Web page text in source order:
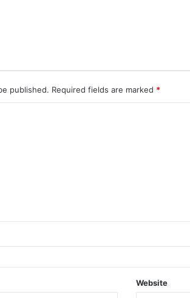
published. Required fields are marked *
Website